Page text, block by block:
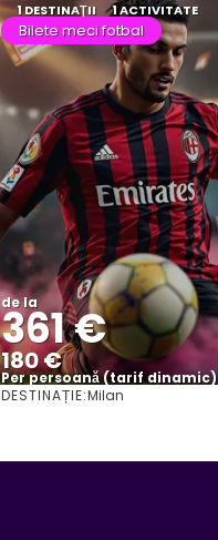
1 DESTINAŢII 1 ACTIVITATE
Bilete meci fotbal
de la
361 €
180 €
Per persoană (tarif dinamic)
Vezi mai multe
DESTINAȚIE:Milan